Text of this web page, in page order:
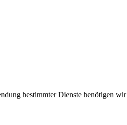
bestimmter Dienste benötigen